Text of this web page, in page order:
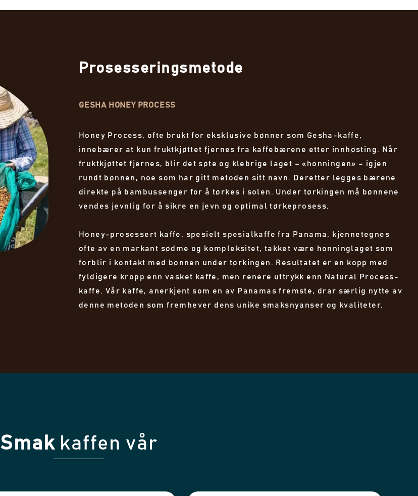
Prosesseringsmetode
GESHA HONEY PROCESS
Honey Process, ofte brukt for eksklusive bønner som Gesha-kaffe,
innebærer at kun fruktkjøttet fjernes fra kaffebærene etter innhøsting. Når
fruktkjøttet fjernes, blir det søte og klebrige laget – «honningen» – igjen
rundt bønnen, noe som har gitt metoden sitt navn. Deretter legges bærene
direkte på bambussenger for å tørkes i solen. Under tørkingen må bønnene
vendes jevnlig for å sikre en jevn og optimal tørkeprosess.
Honey-prosessert kaffe, spesielt spesialkaffe fra Panama, kjennetegnes
ofte av en markant sødme og kompleksitet, takket være honninglaget som
forblir i kontakt med bønnen under tørkingen. Resultatet er en kopp med
fyldigere kropp enn vasket kaffe, men renere uttrykk enn Natural Process-
kaffe. Vår kaffe, anerkjent som en av Panamas fremste, drar særlig nytte av
denne metoden som fremhever dens unike smaksnyanser og kvaliteter.
Smakkaffen vår